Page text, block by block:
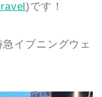
)です！
イブニングウェ